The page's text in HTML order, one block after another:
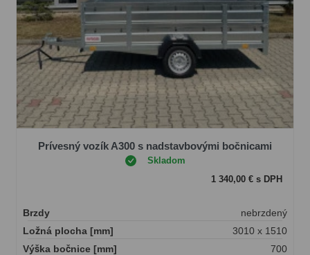
Prívesný vozík A300 s nadstavbovými bočnicami
Skladom
1 340,00 € s DPH
Brzdy
nebrzdený
Ložná plocha [mm]
3010 x 1510
Výška bočnice [mm]
700